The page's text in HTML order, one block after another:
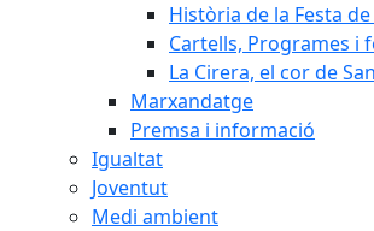
Història de la Festa
Cartells, Programes i
La Cirera, el cor de
Marxandatge
Premsa i informació
Igualtat
Joventut
Medi ambient